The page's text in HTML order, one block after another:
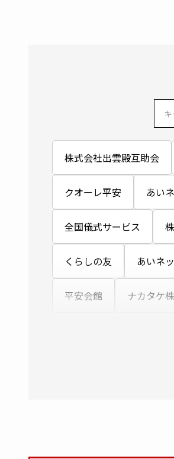
株式会社出雲殿互助会
クオーレ平安 あい
全国儀式サービス
くらしの友 あいネ
平安会館 ナカタケ